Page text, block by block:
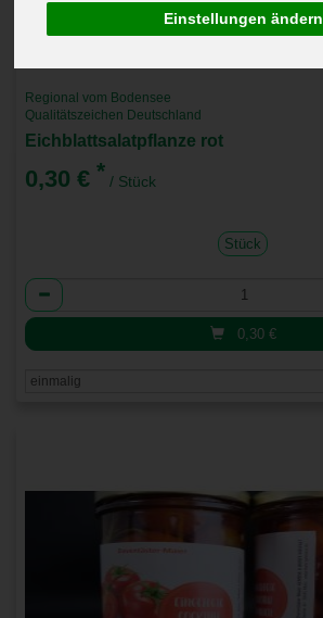
Einstellungen ändern
Regional vom Bodensee
Qualitätszeichen Deutschland
Eichblattsalatpflanze rot
0,30 € * / Stück
Stück
Anzahl
0,30 €